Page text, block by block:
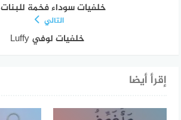
خلفيات سوداء فخمة للبنات 4k
التالي
خلفيات لوفي Luffy
إقرأ أيضا